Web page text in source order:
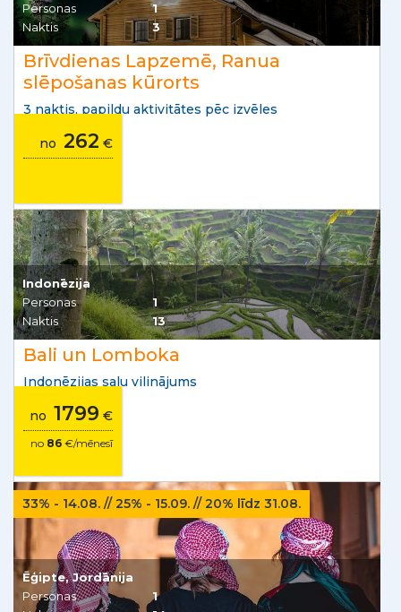
Personas
1
Naktis
3
Brīvdienas Lapzemē, Ranua
slēpošanas kūrorts
3 naktis, papildu aktivitātes pēc izvēles
no 262 €
Indonēzija
Personas
1
Naktis
13
Bali un Lomboka
Indonēzijas salu vilinājums
no 1799 €
no 86 €/mēnesī
33% - 14.08. // 25% - 15.09. // 20% līdz 31.08.
Ēģipte, Jordānija
Personas
1